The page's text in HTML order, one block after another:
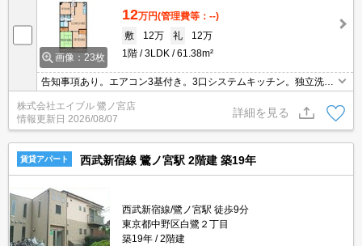
画像：23枚
12万円(管理費等：--)
敷
12万 礼
12万
1階
3LDK 61.38m²
告知事項あり。エアコン3基付き。3口システムキッチン。独立洗面
好。2025年9月浴槽新品。清掃費実費。
株式会社エイブル 鷺ノ宮店
情報更新日 2026/08/07
詳細を見る
賃貸アパート 西武新宿線 鷺ノ宮駅 2階建 築19年
西武新宿線/鷺ノ宮駅 徒歩9分
東京都中野区白鷺２丁目
築19年
2階建